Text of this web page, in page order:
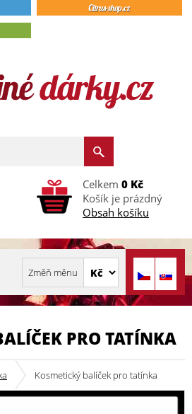
Celkem 0 Kč
Košík je prázdný
Obsah košíku
PRO TATÍNKA
Kosmetický balíček pro tatínka